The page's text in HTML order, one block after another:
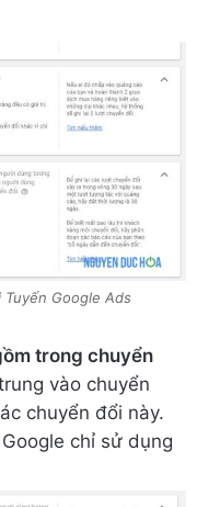
Google Ads
trong chuyển
vào chuyển
chuyển đổi này.
chỉ sử dụng